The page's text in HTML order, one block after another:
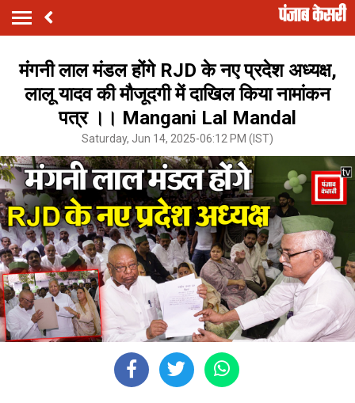
मंगनी लाल मंडल होंगे RJD के नए प्रदेश अध्यक्ष,
लालू यादव की मौजूदगी में दाखिल किया नामांकन
पत्र ।। Mangani Lal Mandal
Saturday, Jun 14, 2025-06:12 PM (IST)